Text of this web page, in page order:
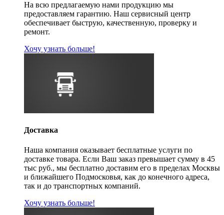
На всю предлагаемую нами продукцию мы
предоставляем гарантию. Наш сервисный центр
обеспечивает быструю, качественную, проверку и
ремонт.
Хочу узнать больше!
Доставка
Наша компания оказывает бесплатные услуги по
доставке товара. Если Ваш заказ превышает сумму в 45
тыс руб., мы бесплатно доставим его в пределах Москвы
и ближайшего Подмосковья, как до конечного адреса,
так и до транспортных компаний.
Хочу узнать больше!